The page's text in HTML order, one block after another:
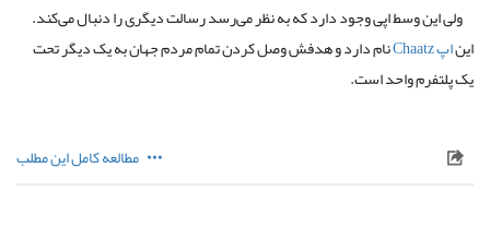
ولی این وسط اپی وجود دارد که به نظر می‌رسد رسالت دیگری را دنبال می‌کند.
ایناپ Chaatz
نام دارد و هدفش وصل کردن تمام مردم جهان به یک دیگر تحت
یک پلتفرم واحد است.
مطالعه کامل این مطلب